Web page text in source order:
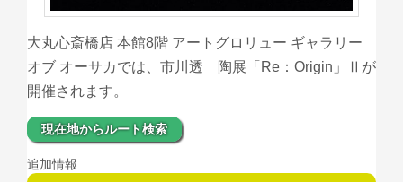
大丸心斎橋店 本館8階 アートグロリュー ギャラリー
オブ オーサカでは、市川透 陶展「Re：Origin」Ⅱが
開催されます。
現在地からルート検索
追加情報